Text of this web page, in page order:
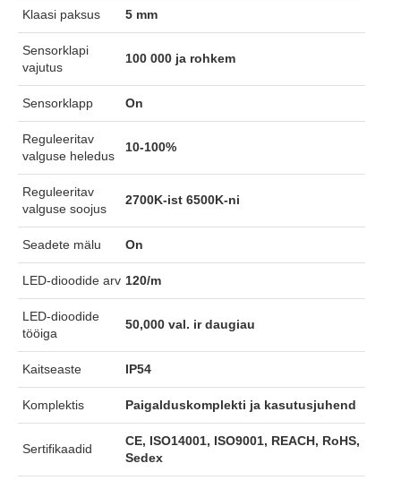
Klaasi paksus 5 mm
Sensorklapi
vajutus
100 000 ja rohkem
Sensorklapp On
Reguleeritav
valguse heledus
10-100%
Reguleeritav
valguse soojus
2700K-ist 6500K-ni
Seadete mälu On
LED-dioodide arv 120/m
LED-dioodide
tööiga
50,000 val. ir daugiau
Kaitseaste IP54
Komplektis Paigalduskomplekti ja kasutusjuhend
Sertifikaadid
CE, ISO14001, ISO9001, REACH, RoHS,
Sedex